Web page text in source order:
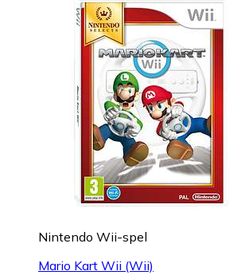
Nintendo Wii-spel
Mario Kart Wii (Wii)